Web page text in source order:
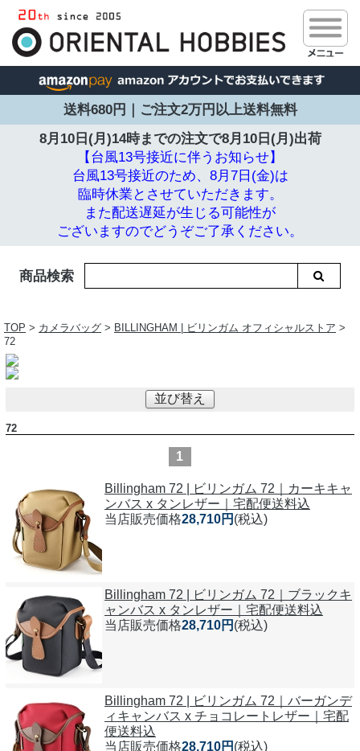
送料680円｜ご注文2万円以上送料無料
8月10日(月)14時までの注文で8月10日(月)出荷
【台風13号接近に伴うお知らせ】
台風13号接近のため、8月7日(金)は
臨時休業とさせていただきます。
また配送遅延が生じる可能性が
ございますのでどうぞご了承ください。
商品検索
TOP > カメラバッグ > BILLINGHAM | ビリンガム オフィシャルストア >
72
並び替え
72
1
Billingham 72 | ビリンガム 72｜カーキキャ
ンバス x タンレザー｜宅配便送料込
当店販売価格28,710円 (税込)
Billingham 72 | ビリンガム 72｜ブラックキ
ャンバス x タンレザー｜宅配便送料込
当店販売価格28,710円 (税込)
Billingham 72 | ビリンガム 72｜バーガンデ
ィキャンバス x チョコレートレザー｜宅配
便送料込
当店販売価格28,710円 (税込)